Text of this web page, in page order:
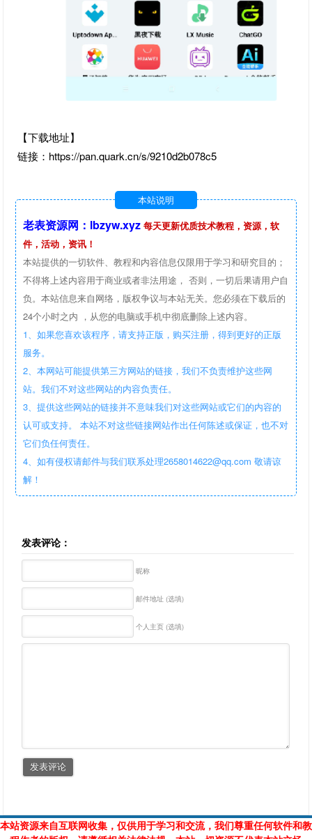
【下载地址】
链接：https://pan.quark.cn/s/9210d2b078c5
本站说明
老表资源网：lbzyw.xyz 每天更新优质技术教程，资源，软
件，活动，资讯！
本站提供的一切软件、教程和内容信息仅限用于学习和研究目的；
不得将上述内容用于商业或者非法用途， 否则，一切后果请用户自
负。本站信息来自网络，版权争议与本站无关。您必须在下载后的
24个小时之内 ，从您的电脑或手机中彻底删除上述内容。
1、如果您喜欢该程序，请支持正版，购买注册，得到更好的正版
服务。
2、本网站可能提供第三方网站的链接，我们不负责维护这些网
站。我们不对这些网站的内容负责任。
3、提供这些网站的链接并不意味我们对这些网站或它们的内容的
认可或支持。 本站不对这些链接网站作出任何陈述或保证，也不对
它们负任何责任。
4、如有侵权请邮件与我们联系处理2658014622@qq.com 敬请谅
解！
发表评论：
昵称
邮件地址 (选填)
个人主页 (选填)
本站资源来自互联网收集，仅供用于学习和交流，我们尊重任何软件和教